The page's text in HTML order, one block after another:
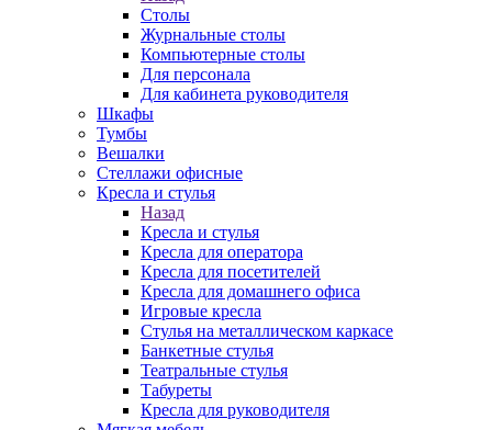
Столы
Журнальные столы
Компьютерные столы
Для персонала
Для кабинета руководителя
Шкафы
Тумбы
Вешалки
Стеллажи офисные
Кресла и стулья
Назад
Кресла и стулья
Кресла для оператора
Кресла для посетителей
Кресла для домашнего офиса
Игровые кресла
Стулья на металлическом каркасе
Банкетные стулья
Театральные стулья
Табуреты
Кресла для руководителя